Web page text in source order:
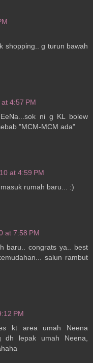
shopping.. g turun bawah
4:57 PM
ni g KL bolew
"MCM-MCM ada"
at 4:59 PM
rumah baru... :)
at 7:58 PM
baru.. congrats ya.. best
salun rambut
PM
kt area umah Neena
dh lepak umah Neena,